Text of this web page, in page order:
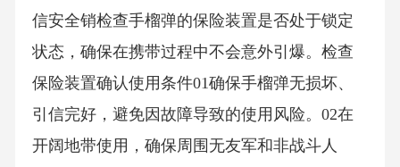
信安全销检查手榴弹的保险装置是否处于锁定
状态，确保在携带过程中不会意外引爆。检查
保险装置确认使用条件01确保手榴弹无损坏、
引信完好，避免因故障导致的使用风险。02在
开阔地带使用，确保周围无友军和非战斗人